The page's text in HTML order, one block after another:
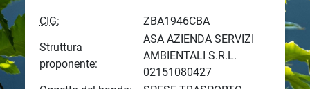
CIG:
ZBA1946CBA
Struttura
proponente:
ASA AZIENDA SERVIZI
AMBIENTALI S.R.L.
02151080427